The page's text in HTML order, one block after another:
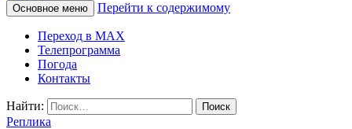
КАМЧАТСКОЕ
ИНФОРМАЦИОННОЕ
АГЕНТСТВО (КИА
«ВЕСТИ»)
Основное меню Перейти к содержимому
Переход в MAX
Телепрограмма
Погода
Контакты
Найти:
Реплика